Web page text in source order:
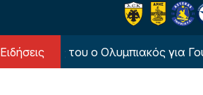
του ο Ολυμπιακός για